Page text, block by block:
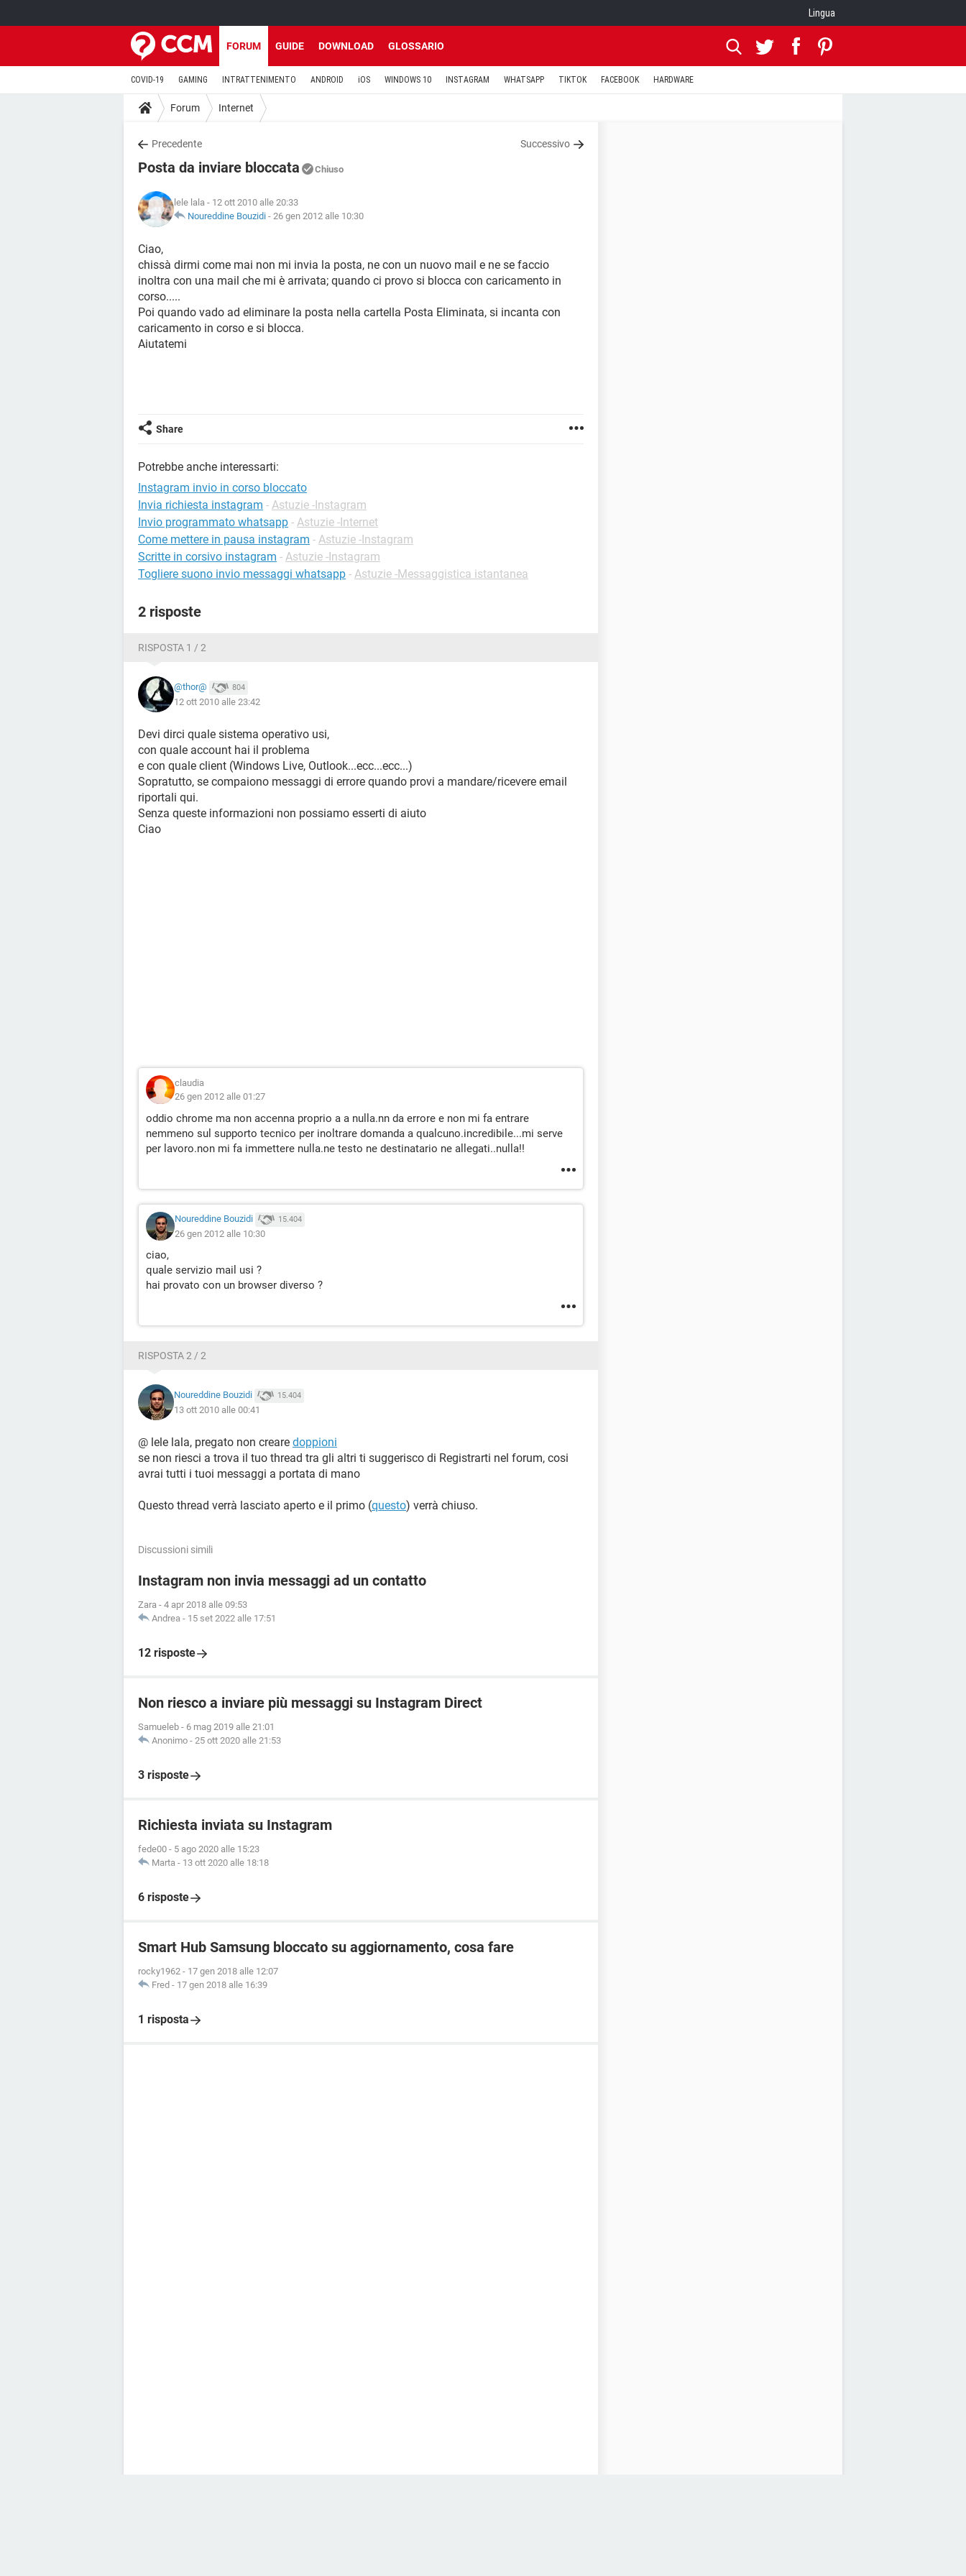
Lingua
FORUM GUIDE DOWNLOAD GLOSSARIO
COVID-19 GAMING INTRATTENIMENTO ANDROID iOS WINDOWS 10 INSTAGRAM WHATSAPP TIKTOK FACEBOOK HARDWARE
Forum Internet
Precedente Successivo
Posta da inviare bloccata Chiuso
lele lala - 12 ott 2010 alle 20:33
Noureddine Bouzidi - 26 gen 2012 alle 10:30
Ciao,
chissà dirmi come mai non mi invia la posta, ne con un nuovo mail e ne se faccio
inoltra con una mail che mi è arrivata; quando ci provo si blocca con caricamento in
corso.....
Poi quando vado ad eliminare la posta nella cartella Posta Eliminata, si incanta con
caricamento in corso e si blocca.
Aiutatemi
Share
Potrebbe anche interessarti:
Instagram invio in corso bloccato
Invia richiesta instagram - Astuzie -Instagram
Invio programmato whatsapp - Astuzie -Internet
Come mettere in pausa instagram - Astuzie -Instagram
Scritte in corsivo instagram - Astuzie -Instagram
Togliere suono invio messaggi whatsapp - Astuzie -Messaggistica istantanea
2 risposte
RISPOSTA 1 / 2
@thor@ 804
12 ott 2010 alle 23:42
Devi dirci quale sistema operativo usi,
con quale account hai il problema
e con quale client (Windows Live, Outlook...ecc...ecc...)
Sopratutto, se compaiono messaggi di errore quando provi a mandare/ricevere email
riportali qui.
Senza queste informazioni non possiamo esserti di aiuto
Ciao
claudia
26 gen 2012 alle 01:27
oddio chrome ma non accenna proprio a a nulla.nn da errore e non mi fa entrare
nemmeno sul supporto tecnico per inoltrare domanda a qualcuno.incredibile...mi serve
per lavoro.non mi fa immettere nulla.ne testo ne destinatario ne allegati..nulla!!
Noureddine Bouzidi 15.404
26 gen 2012 alle 10:30
ciao,
quale servizio mail usi ?
hai provato con un browser diverso ?
RISPOSTA 2 / 2
Noureddine Bouzidi 15.404
13 ott 2010 alle 00:41
@ lele lala, pregato non creare doppioni
se non riesci a trova il tuo thread tra gli altri ti suggerisco di Registrarti nel forum, cosi
avrai tutti i tuoi messaggi a portata di mano
Questo thread verrà lasciato aperto e il primo (questo) verrà chiuso.
Discussioni simili
Instagram non invia messaggi ad un contatto
Zara - 4 apr 2018 alle 09:53
Andrea - 15 set 2022 alle 17:51
12 risposte
Non riesco a inviare più messaggi su Instagram Direct
Samueleb - 6 mag 2019 alle 21:01
Anonimo - 25 ott 2020 alle 21:53
3 risposte
Richiesta inviata su Instagram
fede00 - 5 ago 2020 alle 15:23
Marta - 13 ott 2020 alle 18:18
6 risposte
Smart Hub Samsung bloccato su aggiornamento, cosa fare
rocky1962 - 17 gen 2018 alle 12:07
Fred - 17 gen 2018 alle 16:39
1 risposta